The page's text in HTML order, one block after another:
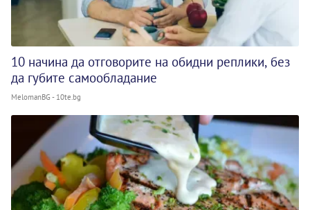
10 начина да отговорите на обидни реплики, без
да губите самообладание
MelomanBG - 10te.bg